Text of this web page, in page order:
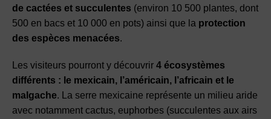
de cactées et succulentes (environ 10 500 plantes, dont
500 en bacs et 10 000 en pots) ainsi que la protection
des espèces menacées.
Les visiteurs pourront y découvrir 4 écosystèmes
différents : le mexicain, l’américain, l’africain et le
malgache. La serre mexicaine représente un milieu aride
avec notamment cactus, euphorbes (succulentes aux airs